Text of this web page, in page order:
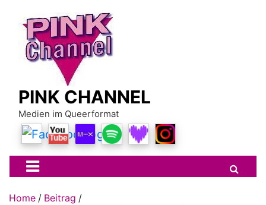
content
PINK CHANNEL
Medien im Queerformat
Home
Beitrag